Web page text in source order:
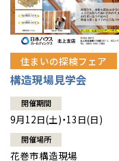
住まいの探検フェア
構造現場見学会
開催期間
9月12日(土)・13日(日)
開催場所
花巻市構造現場